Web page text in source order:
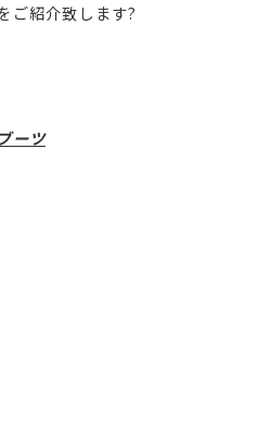
ご紹介致します?
ーツ